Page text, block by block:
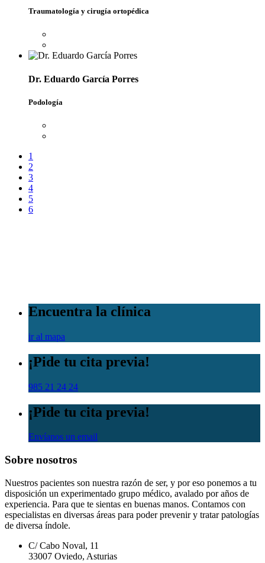
Traumatología y cirugía ortopédica
Dr. Eduardo García Porres
Podología
1
2
3
4
5
6
Encuentra la clínica
ir al mapa
¡Pide tu cita previa!
985 21 24 24
¡Pide tu cita previa!
Envíanos un email
Sobre nosotros
Nuestros pacientes son nuestra razón de ser, y por eso ponemos a tu
disposición un experimentado grupo médico, avalado por años de
experiencia. Para que te sientas en buenas manos. Contamos con
especialistas en diversas áreas para poder prevenir y tratar patologías
de diversa índole.
C/ Cabo Noval, 11
33007 Oviedo, Asturias